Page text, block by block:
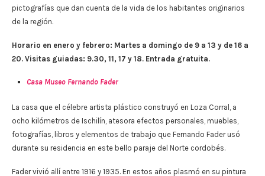
pictografías que dan cuenta de la vida de los habitantes originarios
de la región.
Horario en enero y febrero: Martes a domingo de 9 a 13 y de 16 a
20. Visitas guiadas: 9.30, 11, 17 y 18. Entrada gratuita.
Casa Museo Fernando Fader
La casa que el célebre artista plástico construyó en Loza Corral, a
ocho kilómetros de Ischilín, atesora efectos personales, muebles,
fotografías, libros y elementos de trabajo que Fernando Fader usó
durante su residencia en este bello paraje del Norte cordobés.
Fader vivió allí entre 1916 y 1935. En estos años plasmó en su pintura